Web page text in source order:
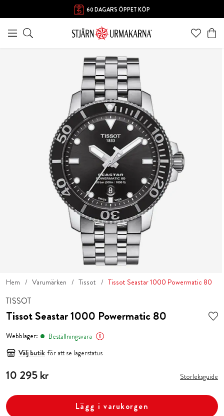
60 DAGARS ÖPPET KÖP
Hem Varumärken Tissot Tissot Seastar 1000 Powermatic 80
TISSOT
Tissot Seastar 1000 Powermatic 80
Webblager:
Beställningsvara
Välj butik för att se lagerstatus
Pris :10 295 kr
10 295 kr Storleksguide
Lägg i varukorgen